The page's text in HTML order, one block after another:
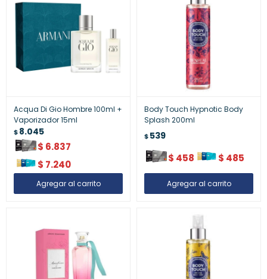
Acqua Di Gio Hombre 100ml +
Vaporizador 15ml
$8.045
$ 6.837
$ 7.240
Body Touch Hypnotic Body
Splash 200ml
$539
$ 458 $ 485